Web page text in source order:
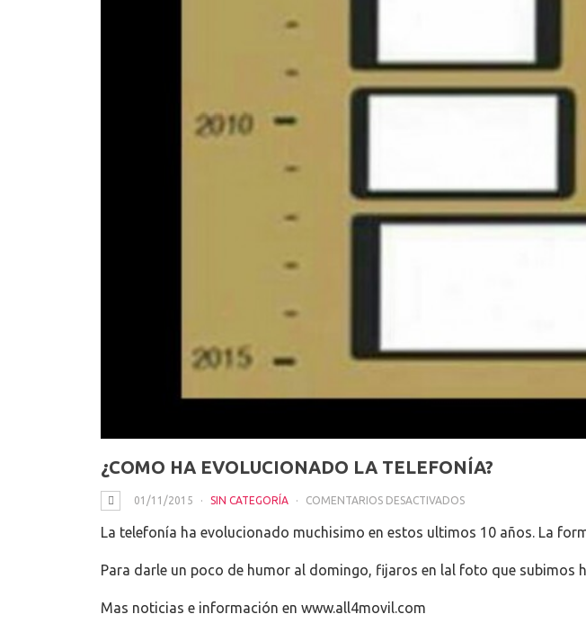
¿COMO HA EVOLUCIONADO LA TELEFONÍA?
01/11/2015 SIN CATEGORÍA COMENTARIOS DESACTIVADOSEN
HA
LA
La telefonía ha evolucionado muchisimo en estos ultimos 10 años. La
Para darle un poco de humor al domingo, fijaros en lal foto que subimos
Mas noticias e información en www.all4movil.com